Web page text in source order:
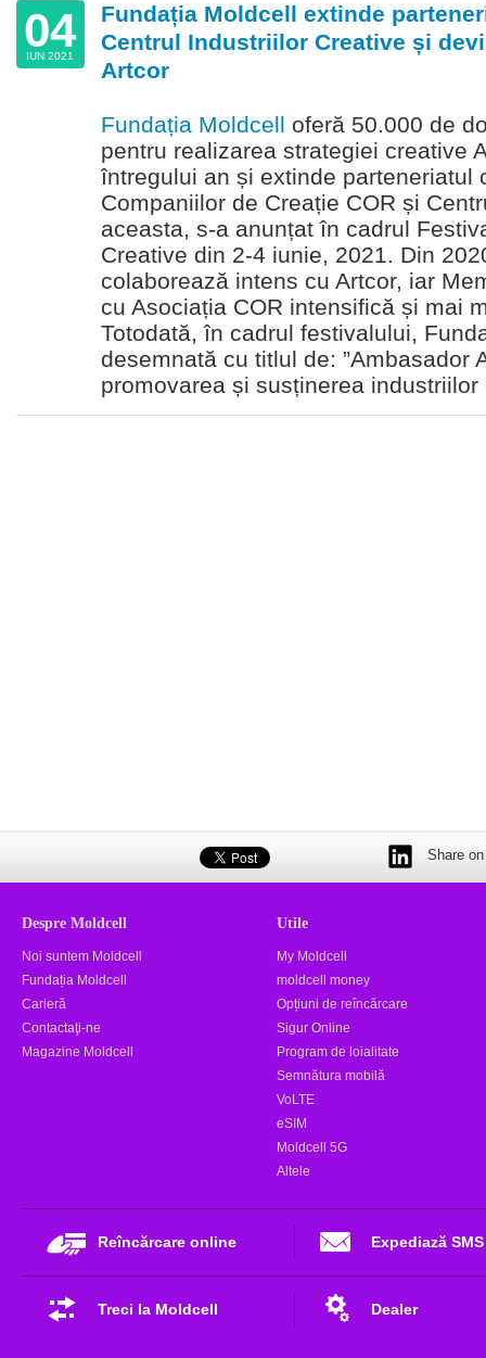
04
IUN 2021
Fundația Moldcell extinde
Centrul Industriilor Creative și
Artcor
Fundația Moldcell oferă 50.000 de
pentru realizarea strategiei creative
întregului an și extinde parteneriatul
Companiilor de Creație COR și
aceasta, s-a anunțat în cadrul
Creative din 2-4 iunie, 2021. Din
colaborează intens cu Artcor, iar
cu Asociația COR intensifică și mai
Totodată, în cadrul festivalului,
desemnată cu titlul de: ”Ambasador
promovarea și susținerea
Share
Despre Moldcell
Noi suntem Moldcell
Fundația Moldcell
Carieră
Contactaţi-ne
Magazine Moldcell
Utile
My Moldcell
moldcell money
Opțiuni de reîncărcare
Sigur Online
Program de loialitate
Semnătura mobilă
VoLTE
eSIM
Moldcell 5G
Altele
Reîncărcare online Expediază SMS
Treci la Moldcell Dealer